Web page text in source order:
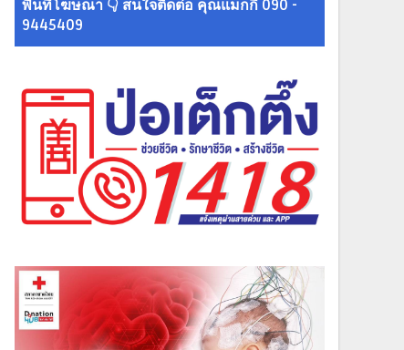
พื้นที่โฆษณา 👇 สนใจติดต่อ คุณแม็กกี้ 090 -
9445409